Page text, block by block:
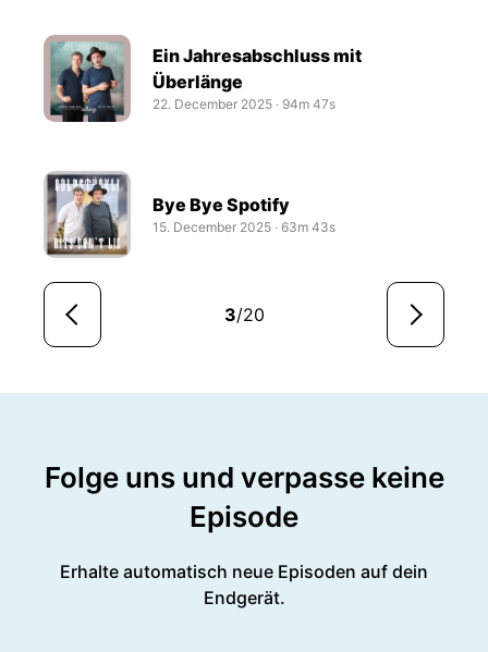
Ein Jahresabschluss mit
Überlänge
22. December 2025 ‧ 94m 47s
Bye Bye Spotify
15. December 2025 ‧ 63m 43s
3/20
Folge uns und verpasse keine
Episode
Erhalte automatisch neue Episoden auf dein
Endgerät.